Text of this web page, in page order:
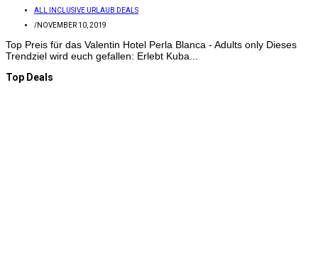
ALL INCLUSIVE URLAUB DEALS
/NOVEMBER 10, 2019
Top Preis für das Valentin Hotel Perla Blanca - Adults only Dieses
Trendziel wird euch gefallen: Erlebt Kuba...
Top Deals